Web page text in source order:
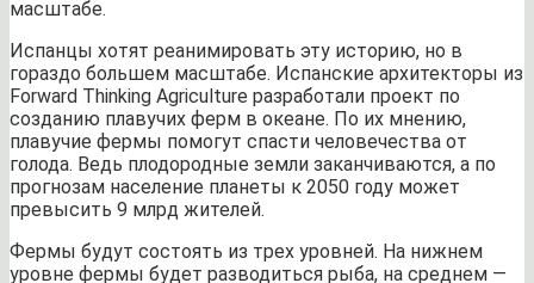
масштабе.
Испанцы хотят реанимировать эту историю, но в
гораздо большем масштабе. Испанские архитекторы из
Forward Thinking Agriculture разработали проект по
созданию плавучих ферм в океане. По их мнению,
плавучие фермы помогут спасти человечества от
голода. Ведь плодородные земли заканчиваются, а по
прогнозам население планеты к 2050 году может
превысить 9 млрд жителей.
Фермы будут состоять из трех уровней. На нижнем
уровне фермы будет разводиться рыба, на среднем —